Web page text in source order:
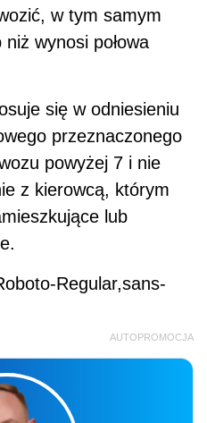
w tym samym
wynosi połowa
się w odniesieniu
przeznaczonego
powyżej 7 i nie
z kierowcą, którym
lub
Regular,sans-
AUTOPROMOCJA